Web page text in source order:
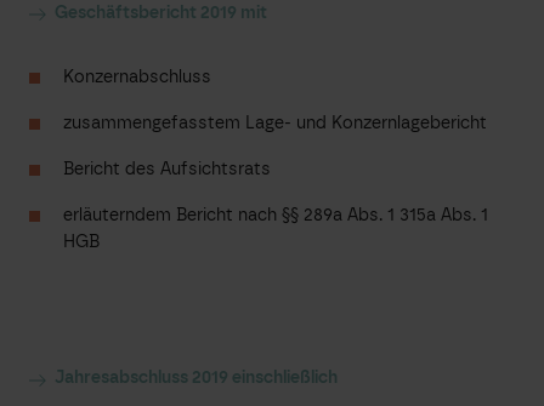
Geschäftsbericht 2019 mit
Konzernabschluss
zusammengefasstem Lage- und Konzernlagebericht
Bericht des Aufsichtsrats
erläuterndem Bericht nach §§ 289a Abs. 1 315a Abs. 1
HGB
Jahresabschluss 2019 einschließlich